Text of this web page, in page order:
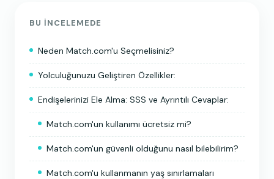
BU INCELEMEDE
Neden Match.com'u Seçmelisiniz?
Yolculuğunuzu Geliştiren Özellikler:
Endişelerinizi Ele Alma: SSS ve Ayrıntılı Cevaplar:
Match.com'un kullanımı ücretsiz mi?
Match.com'un güvenli olduğunu nasıl bilebilirim?
Match.com'u kullanmanın yaş sınırlamaları